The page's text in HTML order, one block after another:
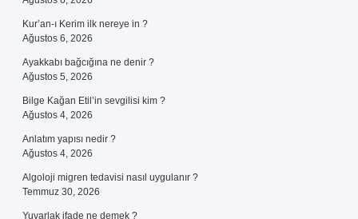
Kur’an-ı Kerim ilk nereye in ?
Ağustos 6, 2026
Ayakkabı bağcığına ne denir ?
Ağustos 5, 2026
Bilge Kağan Etil’in sevgilisi kim ?
Ağustos 4, 2026
Anlatım yapısı nedir ?
Ağustos 4, 2026
Algoloji migren tedavisi nasıl uygulanır ?
Temmuz 30, 2026
Yuvarlak ifade ne demek ?